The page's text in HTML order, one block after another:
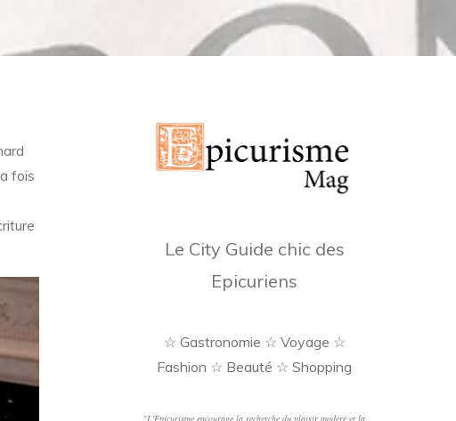
fois
Le City Guide chic des
Epicuriens
☆ Gastronomie ☆ Voyage ☆
Fashion ☆ Beauté ☆ Shopping
"L'Epicurisme encourage la recherche du plaisir modéré et la